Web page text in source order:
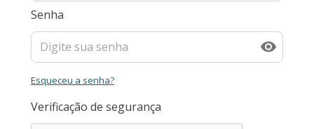
Senha
Esqueceu a senha?
Verificação de segurança